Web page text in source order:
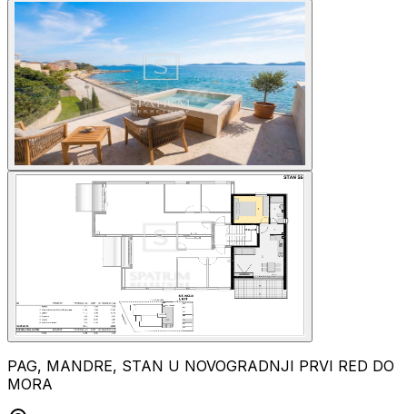
PAG, MANDRE, STAN U NOVOGRADNJI PRVI RED DO
MORA